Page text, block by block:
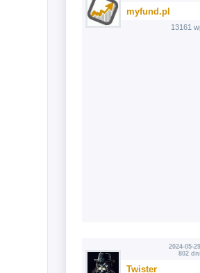
myfund.pl
13161
2024-05-
802
Twister